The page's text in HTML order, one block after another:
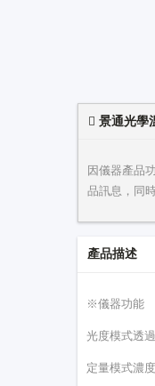
景通光學
因儀器產品
品訊息，同
產品描述
※儀器功能
光度模式透
定量模式濃